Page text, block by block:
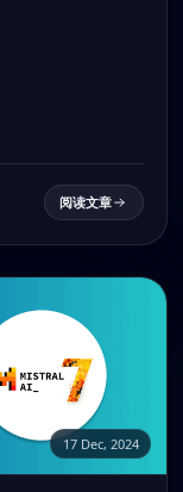
阅读文章
17 Dec, 2024